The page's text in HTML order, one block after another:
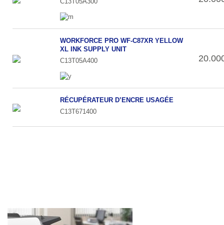
WORKFORCE PRO WF-C87XR YELLOW
XL INK SUPPLY UNIT
C13T05A400
RÉCUPÉRATEUR D’ENCRE USAGÉE
C13T671400